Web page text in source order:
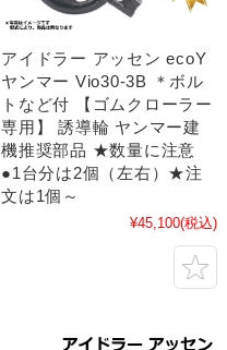
アイドラー アッセン ecoY
ヤンマー Vio30-3B ＊ボル
トなど付 【ゴムクローラー
専用】 誘導輪 ヤンマー建
機推奨部品 ★数量に注意
●1台分は2個（左右）★注
文は1個～
¥45,100(税込)